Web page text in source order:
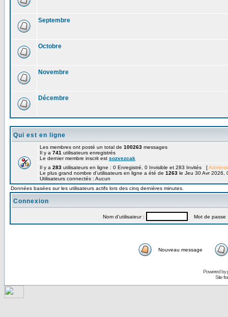
Septembre
Octobre
Novembre
Décembre
Qui est en ligne
Les membres ont posté un total de 100263 messages
Il y a 741 utilisateurs enregistrés
Le dernier membre inscrit est sozvezcak
Il y a 283 utilisateurs en ligne : 0 Enregistré, 0 Invisible et 283 Invités [
Le plus grand nombre d'utilisateurs en ligne a été de 1263 le Jeu 30 Avr 2026,
Utilisateurs connectés : Aucun
Données basées sur les utilisateurs actifs lors des cinq dernières minutes.
Connexion
Nom d'utilisateur : Mot de passe
Nouveau message
Powered by
Site